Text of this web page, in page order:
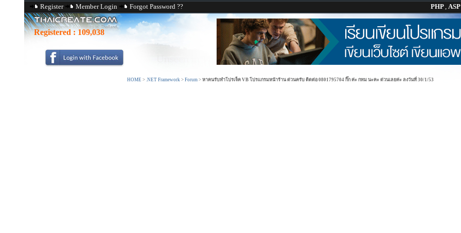
Register Member Login Forgot Password ?? PHP, ASP
Registered : 109,038
HOME > .NET Framework > Forum > หาคนรับทำโปรเจ็ค VB โปรแกรมหน้าร้าน ด่วนครับ ติดต่อ 0801795704 กิ๊ก ค่ะ กทม นะคะ ด่วนเลยค่ะ ลงวันที่ 30/1/53